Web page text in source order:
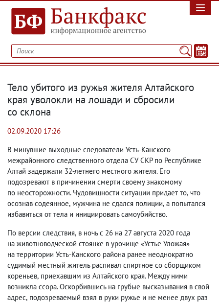
Тело убитого из ружья жителя Алтайского
края уволокли на лошади и сбросили
со склона
02.09.2020 17:26
В минувшие выходные следователи Усть-Канского
межрайонного следственного отдела СУ СКР по Республике
Алтай задержали 32-летнего местного жителя. Его
подозревают в причинении смерти своему знакомому
по неосторожности. Чудовищности ситуации придает то, что
осознав содеянное, мужчина не сдался полиции, а попытался
избавиться от тела и инициировать самоубийство.
По версии следствия, в ночь с 26 на 27 августа 2020 года
на животноводческой стоянке в урочище «Устье Уложая»
на территории Усть-Канского района ранее неоднократно
судимый местный житель распивал спиртное со сборщиком
кореньев, приехавшим из Алтайского края. Между ними
возникла ссора. Оскорбившись на грубые высказывания в свой
адрес, подозреваемый взял в руки ружье и не менее двух раз